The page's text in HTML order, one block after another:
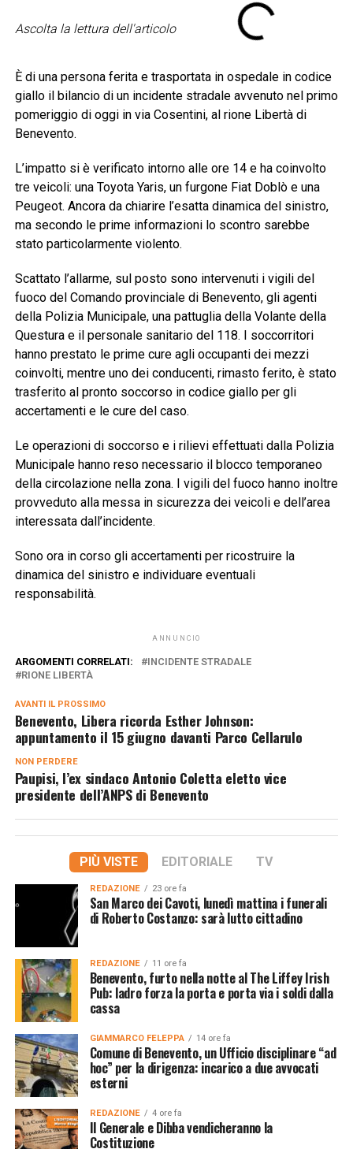
Ascolta la lettura dell'articolo
È di una persona ferita e trasportata in ospedale in codice
giallo il bilancio di un incidente stradale avvenuto nel primo
pomeriggio di oggi in via Cosentini, al rione Libertà di
Benevento.
L’impatto si è verificato intorno alle ore 14 e ha coinvolto
tre veicoli: una Toyota Yaris, un furgone Fiat Doblò e una
Peugeot. Ancora da chiarire l’esatta dinamica del sinistro,
ma secondo le prime informazioni lo scontro sarebbe
stato particolarmente violento.
Scattato l’allarme, sul posto sono intervenuti i vigili del
fuoco del Comando provinciale di Benevento, gli agenti
della Polizia Municipale, una pattuglia della Volante della
Questura e il personale sanitario del 118. I soccorritori
hanno prestato le prime cure agli occupanti dei mezzi
coinvolti, mentre uno dei conducenti, rimasto ferito, è stato
trasferito al pronto soccorso in codice giallo per gli
accertamenti e le cure del caso.
Le operazioni di soccorso e i rilievi effettuati dalla Polizia
Municipale hanno reso necessario il blocco temporaneo
della circolazione nella zona. I vigili del fuoco hanno inoltre
provveduto alla messa in sicurezza dei veicoli e dell’area
interessata dall’incidente.
Sono ora in corso gli accertamenti per ricostruire la
dinamica del sinistro e individuare eventuali
responsabilità.
ANNUNCIO
ARGOMENTI CORRELATI:
INCIDENTE STRADALE
RIONE LIBERTÀ
AVANTI IL ​​PROSSIMO
Benevento, Libera ricorda Esther Johnson:
appuntamento il 15 giugno davanti Parco Cellarulo
NON PERDERE
Paupisi, l’ex sindaco Antonio Coletta eletto vice
presidente dell’ANPS di Benevento
PIÙ VISTE EDITORIALE TV
REDAZIONE 23 ore fa
San Marco dei Cavoti, lunedì mattina i funerali
di Roberto Costanzo: sarà lutto cittadino
REDAZIONE 11 ore fa
Benevento, furto nella notte al The Liffey Irish
Pub: ladro forza la porta e porta via i soldi dalla
cassa
GIAMMARCO FELEPPA 14 ore fa
Comune di Benevento, un Ufficio disciplinare “ad
hoc” per la dirigenza: incarico a due avvocati
esterni
REDAZIONE 4 ore fa
Il Generale e Dibba vendicheranno la
Costituzione